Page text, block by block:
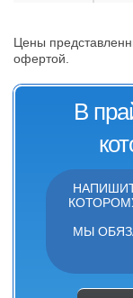
Цены
офертой.
В
МЫ